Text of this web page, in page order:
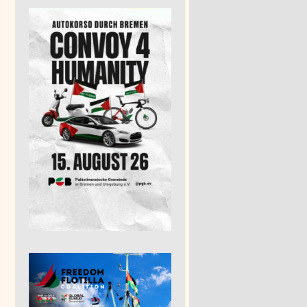
Kundgebung und Demo um 14.30 Uhr
– in Wolfsburg15:00
Leben und der Kultur der Palästinenser
und Demo 18. Januar 16 Uhr16:00
16.30 Uhr Hauptbahnhof 16:30